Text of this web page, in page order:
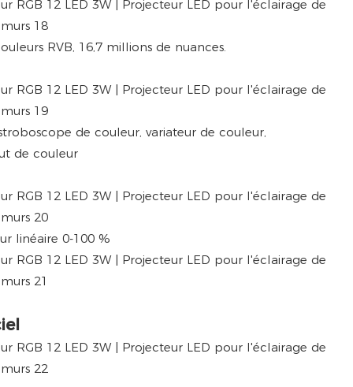
RVB, 16,7 millions de nuances.
de couleur, variateur de couleur,
de couleur
linéaire 0-100 %